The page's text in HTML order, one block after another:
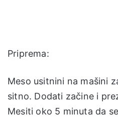
Priprema:
Meso usitnini na mašini
sitno. Dodati začine i
Mesiti oko 5 minuta da